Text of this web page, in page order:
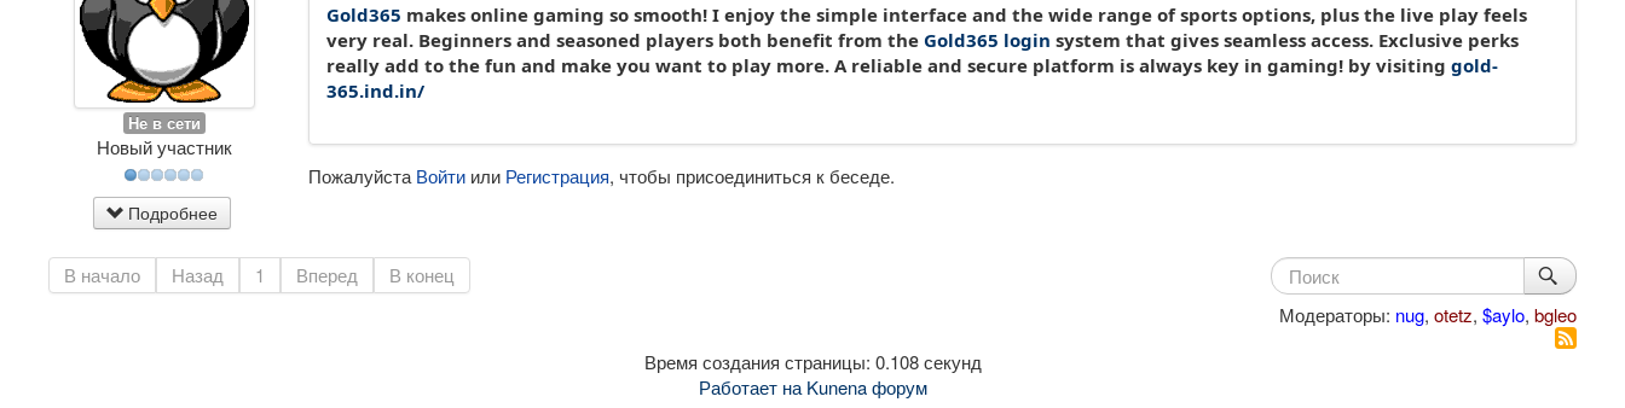
Не в сети
Новый участник
Подробнее
Gold365 makes online gaming so smooth! I enjoy the simple interface and the wide range of sports options, plus the live play feels
very real. Beginners and seasoned players both benefit from the Gold365 login system that gives seamless access. Exclusive perks
really add to the fun and make you want to play more. A reliable and secure platform is always key in gaming! by visiting gold-
365.ind.in/
Пожалуйста Войти или Регистрация, чтобы присоединиться к беседе.
В начало Назад 1 Вперед
В конец
Модераторы: nug, otetz, $aylo, bgleo
Время создания страницы: 0.108 секунд
Работает на Kunena форум